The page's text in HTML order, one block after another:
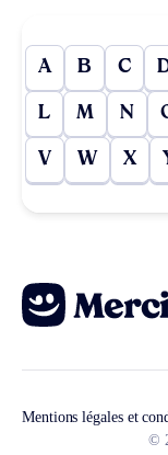
A B C
L M N
V W X
Mentions légales et
©